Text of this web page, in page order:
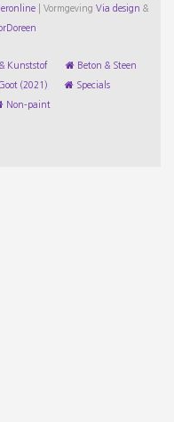
Vormgeving Via design &
Kunststof Beton & Steen
(2021) Specials
Non-paint